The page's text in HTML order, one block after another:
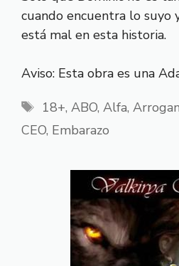
cuando encuentra lo suyo
está mal en esta historia.
Aviso: Esta obra es una
Etiquetas
18+, ABO, Alfa,
CEO, Embarazo